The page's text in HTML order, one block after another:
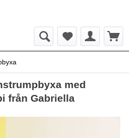
med
från Gabriella